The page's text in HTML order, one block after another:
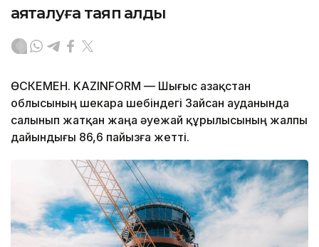
аяқталуға таяп қалды
ӨСКЕМЕН. KAZINFORM — Шығыс Қазақстан
облысының шекара шебіндегі Зайсан ауданында
салынып жатқан жаңа әуежай құрылысының жалпы
дайындығы 86,6 пайызға жетті.